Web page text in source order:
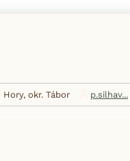
Hory, okr. Tábor p.silhav...